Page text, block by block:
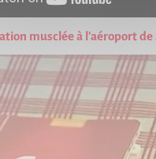
musclée à l'aéroport de